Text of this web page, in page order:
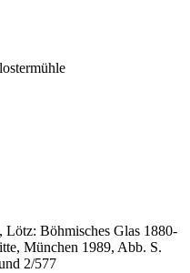
Böhmisches Glas 1880-
München 1989, Abb. S.
2/577